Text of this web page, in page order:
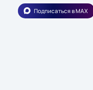
Подписаться в MAX